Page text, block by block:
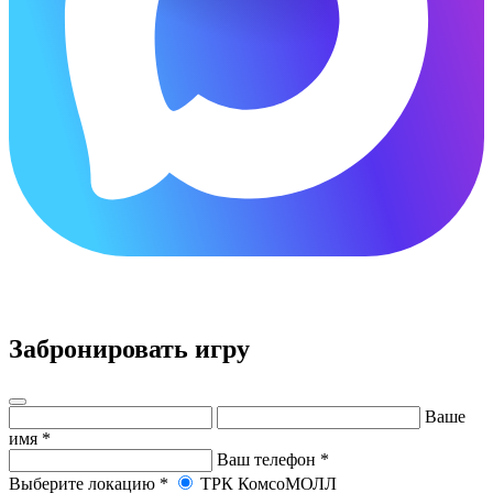
Забронировать игру
Ваше
имя *
Ваш телефон *
Выберите локацию * ТРК КомсоМОЛЛ